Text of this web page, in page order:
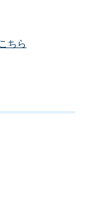
こちら